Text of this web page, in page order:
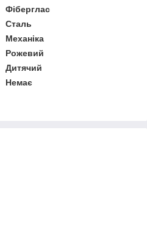
Фіберглас
Сталь
Механіка
Рожевий
Дитячий
Немає